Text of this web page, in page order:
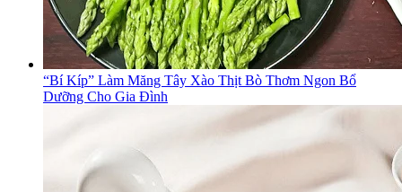
“Bí Kíp” Làm Măng Tây Xào Thịt Bò Thơm Ngon Bổ
Dưỡng Cho Gia Đình